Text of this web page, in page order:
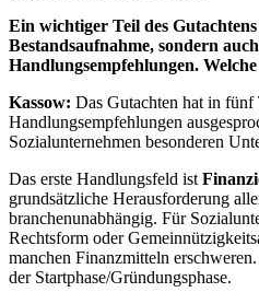
Ein wichtiger Teil des
Bestandsaufnahme, sondern
Handlungsempfehlungen.
Kassow: Das Gutachten hat in fünf
Handlungsempfehlungen
Sozialunternehmen besonderen
Das erste Handlungsfeld ist
grundsätzliche Herausforderung
branchenunabhängig. Für
Rechtsform oder
manchen Finanzmitteln
der Startphase/Gründungsphase.